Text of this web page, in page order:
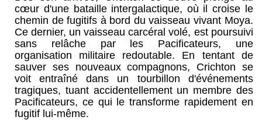
cœur d'une bataille intergalactique, où il croise le
chemin de fugitifs à bord du vaisseau vivant Moya.
Ce dernier, un vaisseau carcéral volé, est poursuivi
sans relâche par les Pacificateurs, une
organisation militaire redoutable. En tentant de
sauver ses nouveaux compagnons, Crichton se
voit entraîné dans un tourbillon d'événements
tragiques, tuant accidentellement un membre des
Pacificateurs, ce qui le transforme rapidement en
fugitif lui-même.